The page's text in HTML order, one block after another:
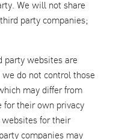
We will not share
party companies;
party websites are
do not control those
may differ from
for their own privacy
websites for their
companies may